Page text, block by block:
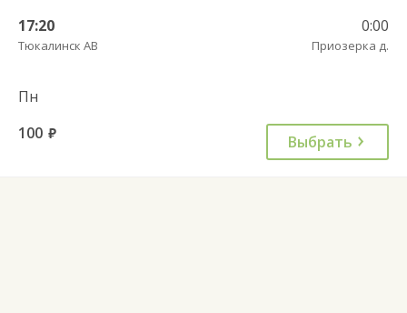
17:20
Тюкалинск АВ
0:00
Приозерка д.
Пн
100 руб. Выбрать